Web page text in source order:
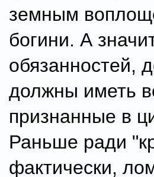
земным
богини. А
обязанностей,
должны иметь
признанные в
Раньше ради
фактически,